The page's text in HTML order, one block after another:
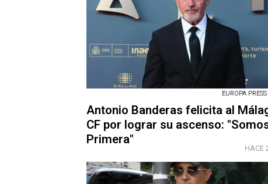
EUROPA
Antonio Banderas felicita al
CF por lograr su ascenso:
Primera"
HACE